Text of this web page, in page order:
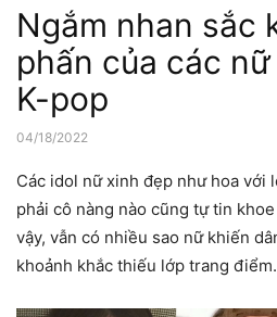
Ngắm nhan sắc
phấn của các
K-pop
04/18/2022
Các idol nữ xinh đẹp như hoa với
phải cô nàng nào cũng tự tin
vậy, vẫn có nhiều sao nữ khiến
khoảnh khắc thiếu lớp trang điểm.